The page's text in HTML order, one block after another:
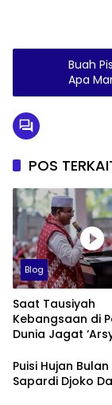
Buah
Apa
POS
Blog
Saat Tausiyah
Kebangsaan di
Dunia Jagat
Dukungan dari
Puisi Hujan
Sapardi Djoko